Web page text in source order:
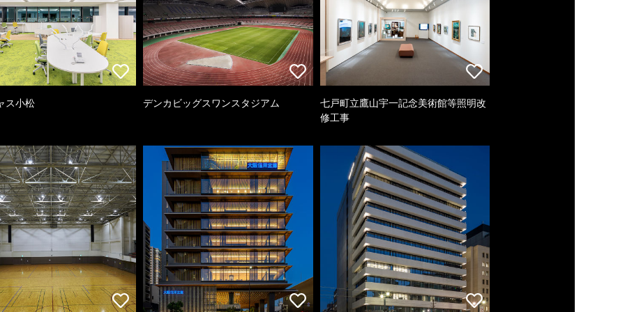
ス小松 デンカビッグスワンスタジアム
七戸町立鷹山宇一記念美術館等照明改
修工事